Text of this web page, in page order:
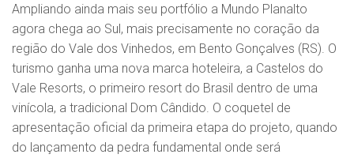
Ampliando ainda mais seu portfólio a Mundo Planalto
agora chega ao Sul, mais precisamente no coração da
região do Vale dos Vinhedos, em Bento Gonçalves (RS). O
turismo ganha uma nova marca hoteleira, a Castelos do
Vale Resorts, o primeiro resort do Brasil dentro de uma
vinícola, a tradicional Dom Cândido. O coquetel de
apresentação oficial da primeira etapa do projeto, quando
do lançamento da pedra fundamental onde será